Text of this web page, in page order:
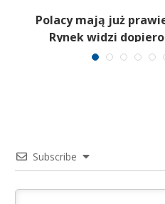
Polacy mają już
Rynek widzi
Subscribe